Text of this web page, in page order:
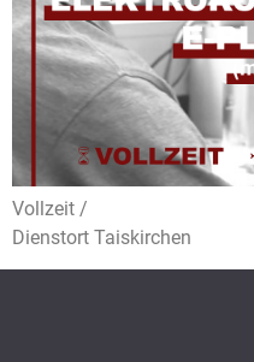
Vollzeit /
Dienstort Taiskirchen